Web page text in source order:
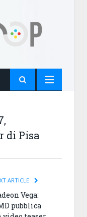
di Pisa
ARTICLE
Vega:
pubblica